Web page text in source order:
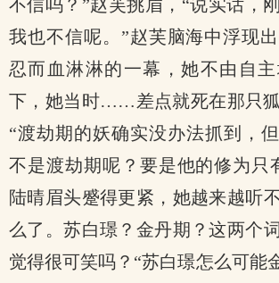
不信吗？”赵芙挑眉，“说实话，
我也不信呢。”赵芙脑海中浮现
忍而血淋淋的一幕，她不由自
下，她当时……差点就死在那只狐
“渡劫期的妖确实没办法抓到，
不是渡劫期呢？要是他的修为只
陆晴眉头蹙得更紧，她越来越听
么了。苏白璟？金丹期？这两个
觉得很可笑吗？“苏白璟怎么可能